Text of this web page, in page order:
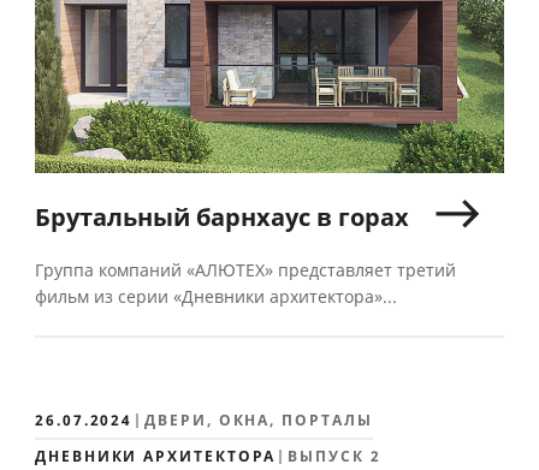
Брутальный барнхаус в горах
Группа компаний «АЛЮТЕХ» представляет третий
фильм из серии «Дневники архитектора»...
26.07.2024
ДВЕРИ, ОКНА, ПОРТАЛЫ
ДНЕВНИКИ АРХИТЕКТОРА
ВЫПУСК 2